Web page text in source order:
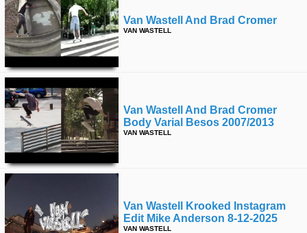
Van Wastell And Brad Cromer
VAN WASTELL
Van Wastell And Brad Cromer
Body Varial Besos 2007/2013
VAN WASTELL
Van Wastell Krooked Instagram
Edit Mike Anderson 8-12-2025
VAN WASTELL